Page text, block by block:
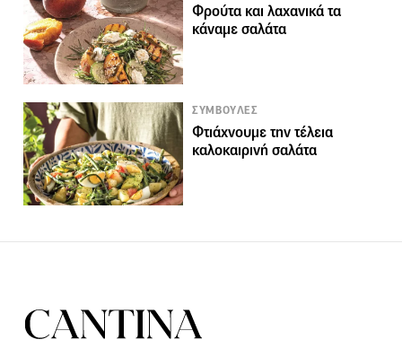
Φρούτα και λαχανικά τα
κάναμε σαλάτα
ΣΥΜΒΟΥΛΕΣ
Φτιάχνουμε την τέλεια
καλοκαιρινή σαλάτα